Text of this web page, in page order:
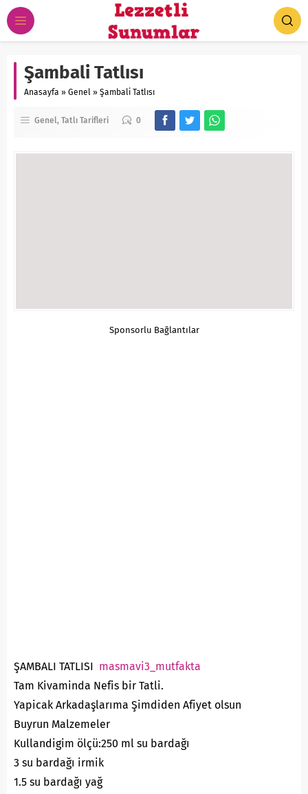
Şambali Tatlısı
Anasayfa » Genel » Şambali Tatlısı
Genel Tatlı Tarifleri 0
Sponsorlu Bağlantılar
ŞAMBALI TATLISI masmavi3_mutfakta
Tam Kivaminda Nefis bir Tatli.
Yapicak Arkadaşlarıma Şimdiden Afiyet olsun
Buyrun Malzemeler
Kullandigim ölçü:250 ml su bardağı
3 su bardağı irmik
1.5 su bardağı yağ